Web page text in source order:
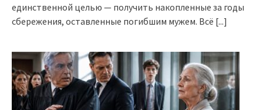
единственной целью — получить накопленные за годы
сбережения, оставленные погибшим мужем. Всё [...]